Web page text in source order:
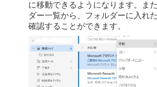
に移動できるようになります。ま
ダー一覧から、フォルダーに入れ
確認することができます。